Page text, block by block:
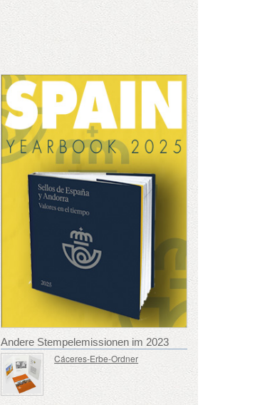
Andere Stempelemissionen im 2023
Cáceres-Erbe-Ordner